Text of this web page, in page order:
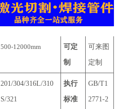
500-12000mm 可定
制
可来图
定制
201/304/316L/310
S/321
执行
标准
GB/T1
2771-2